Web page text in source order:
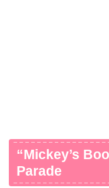
“Mickey’s
Parade